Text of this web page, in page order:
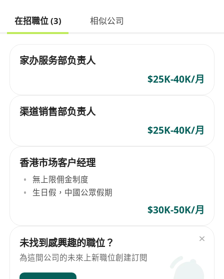
在招職位 (3) 相似公司
家办服务部负责人
$25K-40K/月
渠道销售部负责人
$25K-40K/月
香港市场客户经理
無上限佣金制度
生日假，中國公眾假期
$30K-50K/月
未找到感興趣的職位？
為這間公司的未來上新職位創建訂閱